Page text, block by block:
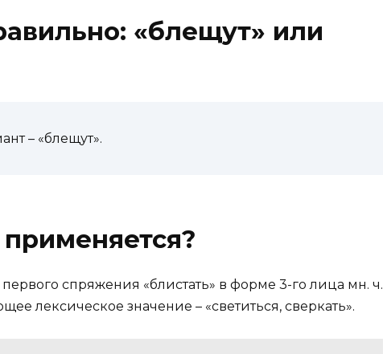
«блещут» или
– «блещут».
первого спряжения «блистать» в форме 3-го лица мн. ч.
лексическое значение – «светиться, сверкать».